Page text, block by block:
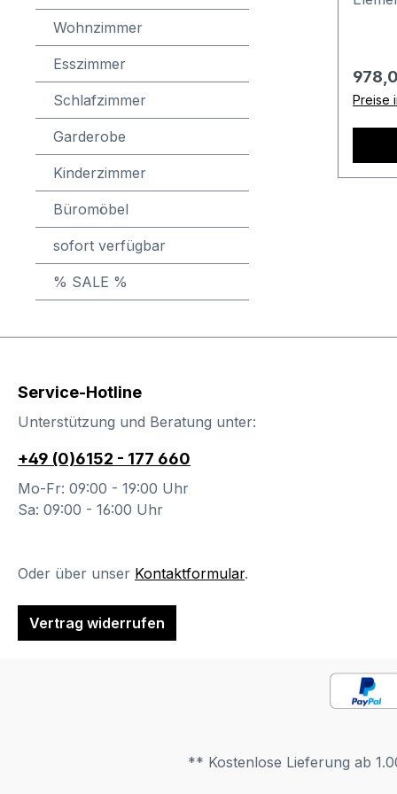
Wohnzimmer
Esszimmer
Schlafzimmer
Garderobe
Kinderzimmer
Büromöbel
sofort verfügbar
% SALE %
64 x 128 x
2:
nicht
Preise
Service-Hotline
Unterstützung und Beratung unter:
+49 (0)6152 - 177 660
Mo-Fr: 09:00 - 19:00 Uhr
Sa: 09:00 - 16:00 Uhr
Oder über unser Kontaktformular.
Vertrag widerrufen
** Kostenlose Lieferung ab